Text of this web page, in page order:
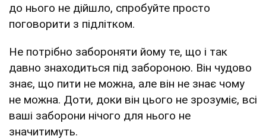
до нього не дійшло, спробуйте просто
поговорити з підлітком.
Не потрібно забороняти йому те, що і так
давно знаходиться під забороною. Він чудово
знає, що пити не можна, але він не знає чому
не можна. Доти, доки він цього не зрозуміє, всі
ваші заборони нічого для нього не
значитимуть.